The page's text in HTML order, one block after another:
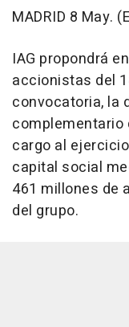
MADRID 8 May.
IAG propondrá
accionistas del
convocatoria, la
complementario
cargo al
capital social
461 millones de
del grupo.